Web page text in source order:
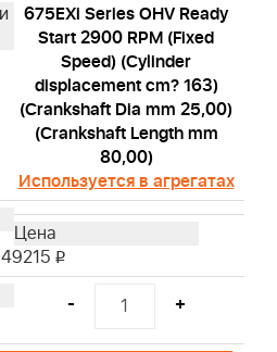
675EXi Series OHV Ready
Start 2900 RPM (Fixed
Speed) (Cylinder
displacement cm? 163)
(Crankshaft Dia mm 25,00)
(Crankshaft Length mm
80,00)
Используется в агрегатах
49215 i
- +